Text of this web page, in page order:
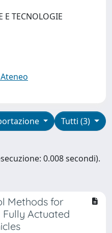
E TECNOLOGIE
Tutti (3)
0.008 secondi).
Methods for
Actuated